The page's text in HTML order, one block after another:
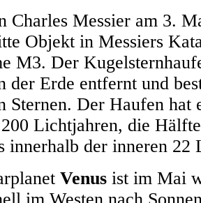
Charles Messier am 3.
Objekt in Messiers
M3. Der
der Erde entfernt und
Der Haufen hat
Lichtjahren, die
innerhalb der inneren
Venus ist im Mai